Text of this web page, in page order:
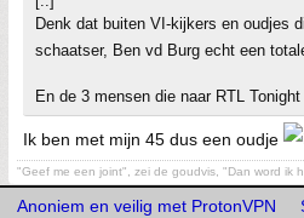
Denk dat buiten VI-kijkers en oudjes
schaatser, Ben vd Burg echt een
En de 3 mensen die naar RTL
Ik ben met mijn 45 dus een oudje
"Geef me een joint", zei de goudvis, "Dan word ik
Anoniem en veilig met ProtonVPN